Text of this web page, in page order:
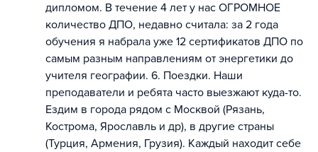
дипломом. В течение 4 лет у нас ОГРОМНОЕ
количество ДПО, недавно считала: за 2 года
обучения я набрала уже 12 сертификатов ДПО по
самым разным направлениям от энергетики до
учителя географии. 6. Поездки. Наши
преподаватели и ребята часто выезжают куда-то.
Ездим в города рядом с Москвой (Рязань,
Кострома, Ярославль и др), в другие страны
(Турция, Армения, Грузия). Каждый находит себе